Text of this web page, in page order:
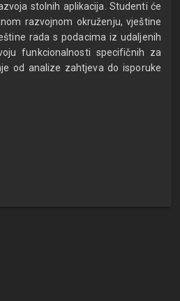
stolnih aplikacija. Studenti će
razvojnom okruženju, vještine
rada s podacima iz udaljenih
funkcionalnosti specifičnih za
od analize zahtjeva do isporuke